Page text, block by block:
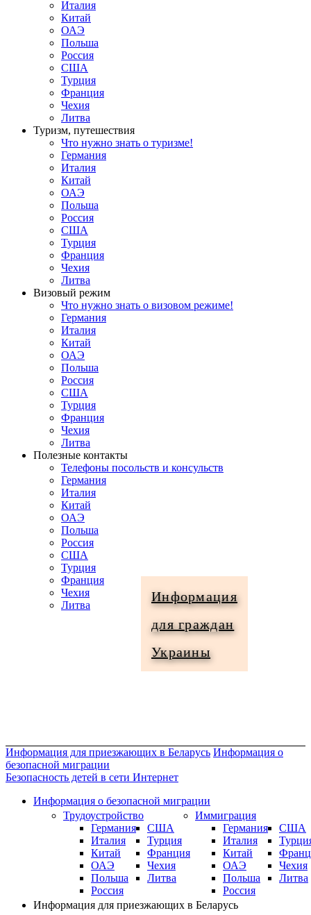
Италия
Китай
ОАЭ
Польша
Россия
США
Турция
Франция
Чехия
Литва
Туризм, путешествия
Что нужно знать о туризме!
Германия
Италия
Китай
ОАЭ
Польша
Россия
США
Турция
Франция
Чехия
Литва
Визовый режим
Что нужно знать о визовом режиме!
Германия
Италия
Китай
ОАЭ
Польша
Россия
США
Турция
Франция
Чехия
Литва
Полезные контакты
Телефоны посольств и консульств
Германия
Италия
Китай
ОАЭ
Польша
Россия
США
Турция
Франция
Чехия
Литва
Информация
для граждан
Украины
Информация для приезжающих в Беларусь Информация о
безопасной миграции
Безопасность детей в сети Интернет
Информация о безопасной миграции
Трудоустройство
Германия
Италия
Китай
ОАЭ
Польша
Россия
США
Турция
Франция
Чехия
Литва
Иммиграция
Германия
Италия
Китай
ОАЭ
Польша
Россия
США
Чехия
Литва
Информация для приезжающих в Беларусь